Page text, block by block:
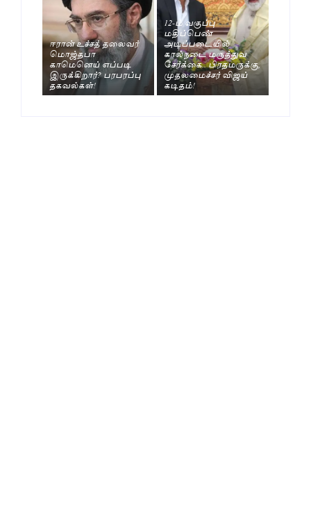
ஈரான் உச்சத் தலைவர்
மொஜ்தபா
காமெனெய் எப்படி
இருக்கிறார்? பரபரப்பு
தகவல்கள்!
12-ம் வகுப்பு
மதிப்பெண்
அடிப்படையில்
கால்நடை மருத்துவ
சேர்க்கை.. பிரதமருக்கு,
முதலமைச்சர் விஜய்
கடிதம்!